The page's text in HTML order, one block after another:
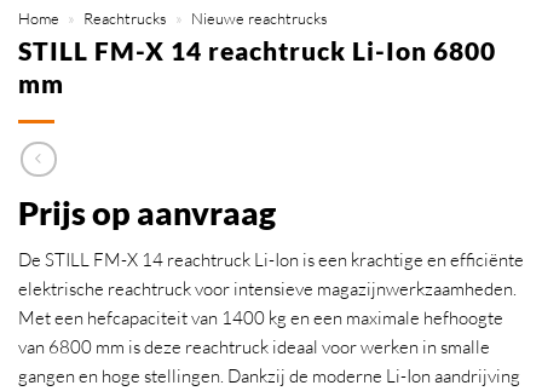
Home » Reachtrucks » Nieuwe reachtrucks
STILL FM-X 14 reachtruck Li-Ion 6800
mm
Prijs op aanvraag
De STILL FM-X 14 reachtruck Li-Ion is een krachtige en efficiënte
elektrische reachtruck voor intensieve magazijnwerkzaamheden.
Met een hefcapaciteit van 1400 kg en een maximale hefhoogte
van 6800 mm is deze reachtruck ideaal voor werken in smalle
gangen en hoge stellingen. Dankzij de moderne Li-Ion aandrijving